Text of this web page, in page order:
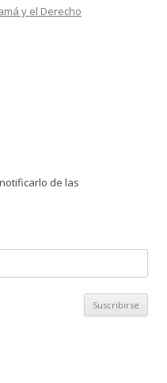
y el Derecho
de las